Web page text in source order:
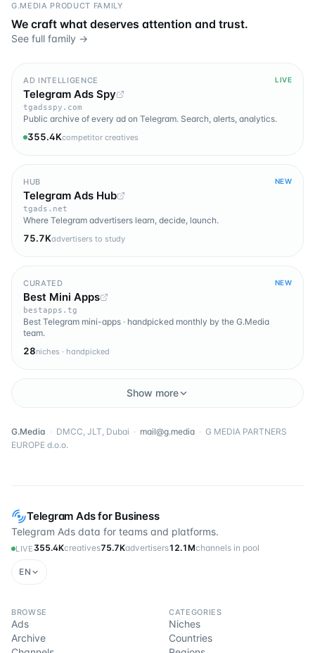
Telegram Ads for Business
Telegram Ads data for teams and platforms.
LIVE 355.4Kcreatives75.7Kadvertisers12.1Mchannels in pool
EN
BROWSE
Ads
Archive
CATEGORIES
Niches
Countries
G.MEDIA PRODUCT FAMILY
We craft what deserves attention and trust.
See full family →
AD INTELLIGENCE LIVE
Telegram Ads Spy
tgadsspy.com
Public archive of every ad on Telegram. Search, alerts, analytics.
355.4Kcompetitor creatives
HUB NEW
Telegram Ads Hub
tgads.net
Where Telegram advertisers learn, decide, launch.
75.7Kadvertisers to study
CURATED NEW
Best Mini Apps
bestapps.tg
Best Telegram mini-apps · handpicked monthly by the G.Media
team.
28niches · handpicked
Show more
G.Media · DMCC, JLT, Dubai · mail@g.media · G MEDIA PARTNERS
EUROPE d.o.o.